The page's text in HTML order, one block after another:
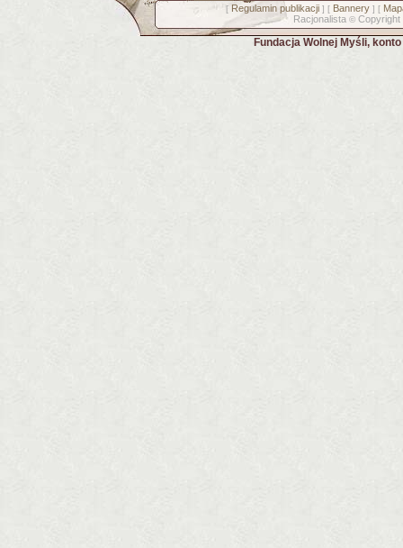
[ Regulamin publikacji] [ Bannery] [
Racjonalista © Copyright
Fundacja Wolnej Myśli,